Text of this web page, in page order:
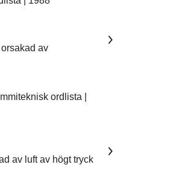
av
ordlista |
av luft av högt tryck